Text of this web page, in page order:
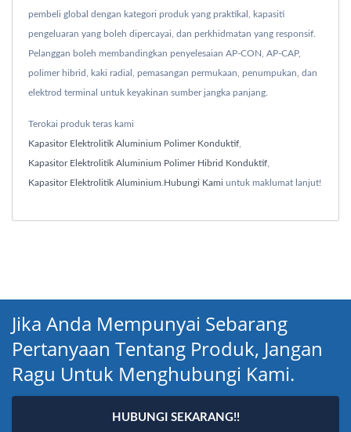
pembeli global dengan kategori produk yang praktikal, kapasiti
pengeluaran yang boleh dipercayai, dan perkhidmatan yang responsif.
Pelanggan boleh membandingkan penyelesaian AP-CON, AP-CAP,
polimer hibrid, kaki radial, pemasangan permukaan, penumpukan, dan
elektrod terminal untuk keyakinan sumber jangka panjang.
Terokai produk teras kami
Kapasitor Elektrolitik Aluminium Polimer Konduktif
Kapasitor Elektrolitik Aluminium Polimer Hibrid Konduktif
Kapasitor Elektrolitik Aluminium Hubungi Kami untuk maklumat lanjut!
Jika Anda Mempunyai Sebarang
Pertanyaan Tentang Produk, Jangan
Ragu Untuk Menghubungi Kami.
HUBUNGI SEKARANG!!